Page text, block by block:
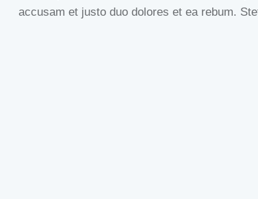
accusam et justo duo dolores et ea rebum.